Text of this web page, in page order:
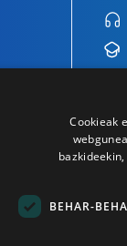
Cookieak
BEHAR-